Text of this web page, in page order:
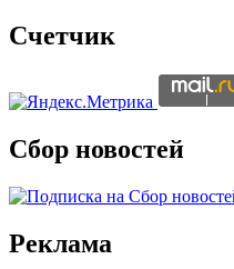
Счетчик
Сбор новостей
Реклама